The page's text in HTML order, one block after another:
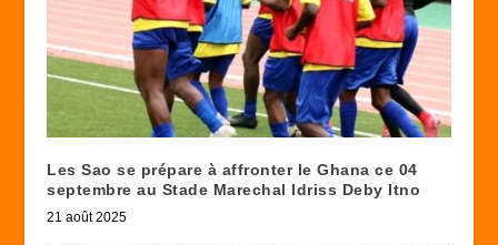
Les Sao se prépare à affronter le Ghana ce 04
septembre au Stade Marechal Idriss Deby Itno
21 août 2025